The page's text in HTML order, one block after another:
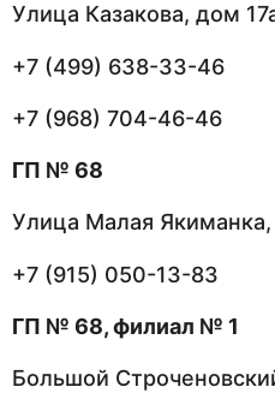
Улица Казакова, дом
+7 (499) 638-33-46
+7 (968) 704-46-46
ГП № 68
Улица Малая
+7 (915) 050-13-83
ГП № 68, филиал № 1
Большой